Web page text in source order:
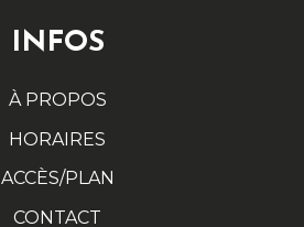
INFOS
À PROPOS
HORAIRES
ACCÈS/PLAN
CONTACT